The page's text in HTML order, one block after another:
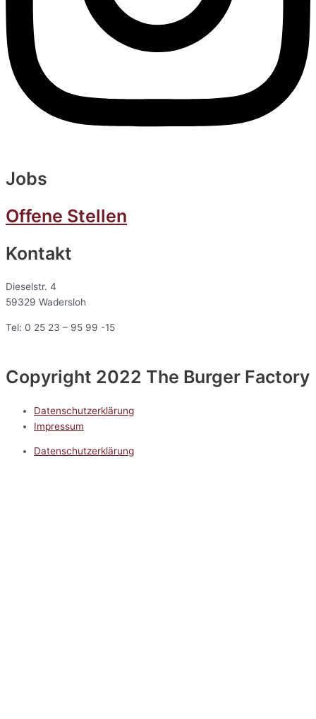
Jobs
Offene Stellen
Kontakt
Dieselstr. 4
59329 Wadersloh
Tel: 0 25 23 – 95 99 -15
Copyright 2022 The Burger Factory
Datenschutzerklärung
Impressum
Datenschutzerklärung